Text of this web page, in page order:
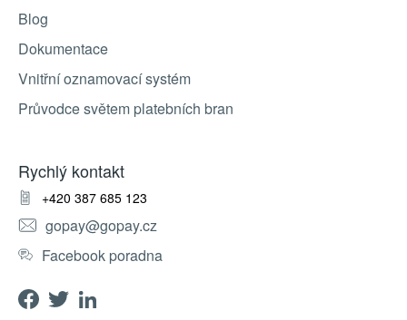
Blog
Dokumentace
Vnitřní oznamovací systém
Průvodce světem platebních bran
Rychlý kontakt
+420 387 685 123
gopay@gopay.cz
Facebook poradna